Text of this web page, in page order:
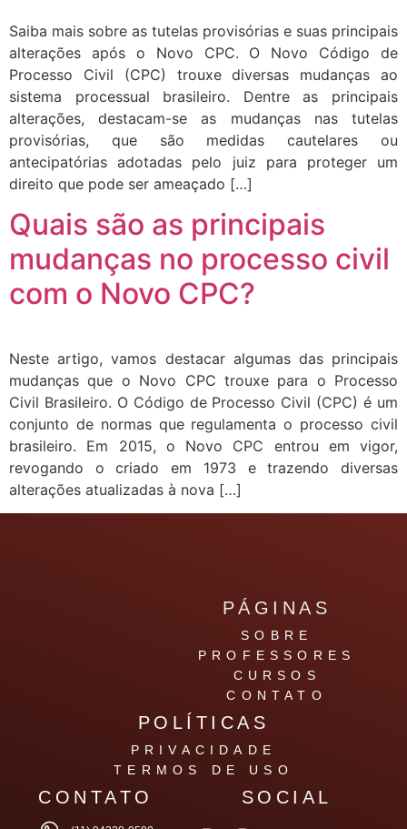
Saiba mais sobre as tutelas provisórias e suas principais
alterações após o Novo CPC. O Novo Código de
Processo Civil (CPC) trouxe diversas mudanças ao
sistema processual brasileiro. Dentre as principais
alterações, destacam-se as mudanças nas tutelas
provisórias, que são medidas cautelares ou
antecipatórias adotadas pelo juiz para proteger um
direito que pode ser ameaçado […]
Quais são as principais
mudanças no processo civil
com o Novo CPC?
Neste artigo, vamos destacar algumas das principais
mudanças que o Novo CPC trouxe para o Processo
Civil Brasileiro. O Código de Processo Civil (CPC) é um
conjunto de normas que regulamenta o processo civil
brasileiro. Em 2015, o Novo CPC entrou em vigor,
revogando o criado em 1973 e trazendo diversas
alterações atualizadas à nova […]
PÁGINAS
SOBRE
PROFESSORES
CURSOS
CONTATO
POLÍTICAS
PRIVACIDADE
TERMOS DE USO
CONTATO SOCIAL